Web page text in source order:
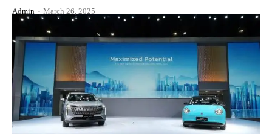
Admin - March 26, 2025